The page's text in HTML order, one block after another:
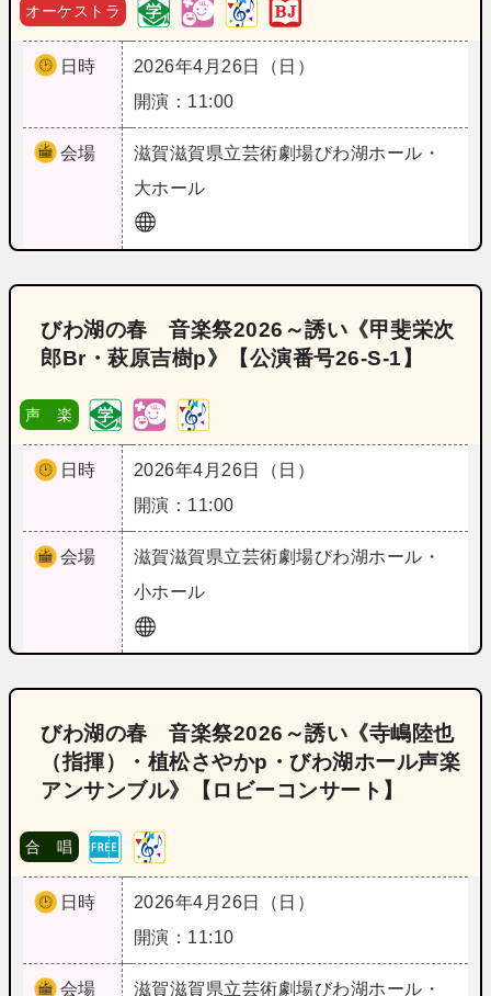
オーケストラ
日時
2026年4月26日（日）
開演：11:00
会場 滋賀滋賀県立芸術劇場びわ湖ホール・
大ホール
びわ湖の春 音楽祭2026～誘い《甲斐栄次
郎Br・萩原吉樹p》【公演番号26‐S‐1】
声 楽
日時
2026年4月26日（日）
開演：11:00
会場 滋賀滋賀県立芸術劇場びわ湖ホール・
小ホール
びわ湖の春 音楽祭2026～誘い《寺嶋陸也
（指揮）・植松さやかp・びわ湖ホール声楽
アンサンブル》【ロビーコンサート】
合 唱
日時
2026年4月26日（日）
開演：11:10
会場 滋賀滋賀県立芸術劇場びわ湖ホール・